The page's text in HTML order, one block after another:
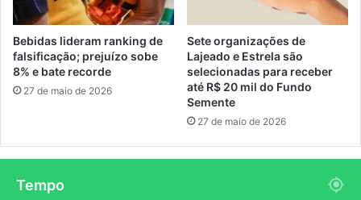
Bebidas lideram ranking de
falsificação; prejuízo sobe
8% e bate recorde
27 de maio de 2026
Sete organizações de
Lajeado e Estrela são
selecionadas para receber
até R$ 20 mil do Fundo
Semente
27 de maio de 2026
Tempo